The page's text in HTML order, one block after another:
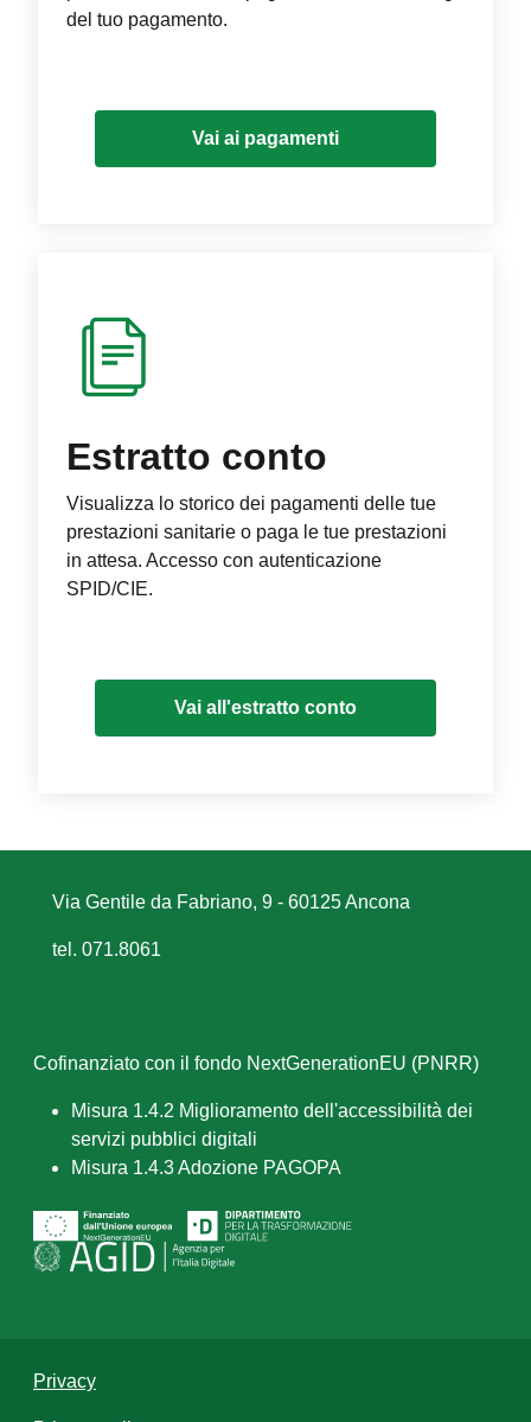
del tuo pagamento.
Vai ai pagamenti
Estratto conto
Visualizza lo storico dei pagamenti delle tue
prestazioni sanitarie o paga le tue prestazioni
in attesa. Accesso con autenticazione
SPID/CIE.
Vai all'estratto conto
Via Gentile da Fabriano, 9 - 60125 Ancona
tel. 071.8061
Cofinanziato con il fondo NextGenerationEU (PNRR)
Misura 1.4.2 Miglioramento dell'accessibilità dei
servizi pubblici digitali
Misura 1.4.3 Adozione PAGOPA
Privacy